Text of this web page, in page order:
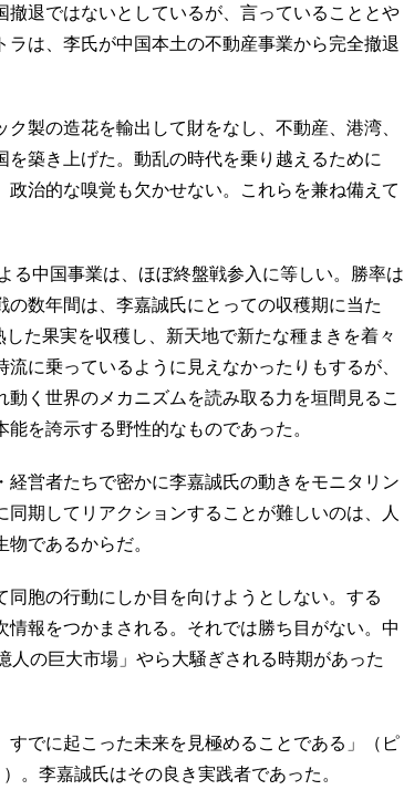
退ではないとしているが、言っていることとや
は、李氏が中国本土の不動産事業から完全撤退
製の造花を輸出して財をなし、不動産、港湾、
築き上げた。動乱の時代を乗り越えるために
治的な嗅覚も欠かせない。これらを兼ね備えて
中国事業は、ほぼ終盤戦参入に等しい。勝率は
数年間は、李嘉誠氏にとっての収穫期に当た
た果実を収穫し、新天地で新たな種まきを着々
に乗っているように見えなかったりもするが、
く世界のメカニズムを読み取る力を垣間見るこ
を誇示する野性的なものであった。
営者たちで密かに李嘉誠氏の動きをモニタリン
期してリアクションすることが難しいのは、人
であるからだ。
胞の行動にしか目を向けようとしない。する
報をつかまされる。それでは勝ち目がない。中
人の巨大市場」やら大騒ぎされる時期があった
すでに起こった未来を見極めることである」（ピ
。李嘉誠氏はその良き実践者であった。